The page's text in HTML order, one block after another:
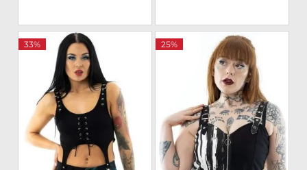
33% 25%